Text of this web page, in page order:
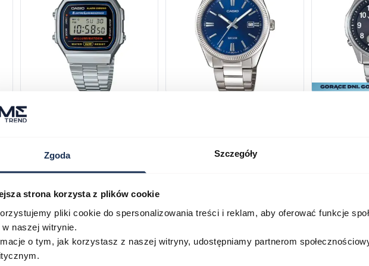
Zgoda Szczegóły
strona korzysta z plików cookie
pliki cookie do spersonalizowania treści i reklam, aby oferować funkcje
w naszej witrynie.
o tym, jak korzystasz z naszej witryny, udostępniamy partnerom
179,00 zł199,00 zł
Porównaj
Do koszyka